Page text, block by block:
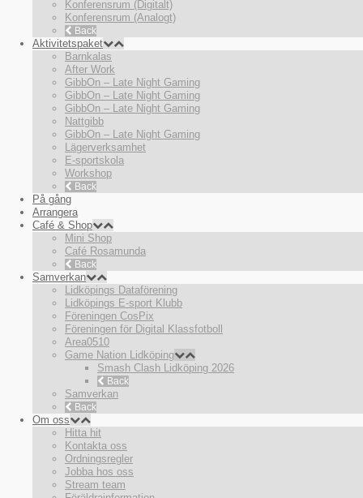
Konferensrum (Digitalt)
Konferensrum (Analogt)
Back
Aktivitetspaket
Barnkalas
After Work
GibbOn – Late Night Gaming
GibbOn – Late Night Gaming
GibbOn – Late Night Gaming
Nattgibb
GibbOn – Late Night Gaming
Lägerverksamhet
E-sportskola
Workshop
Back
På gång
Arrangera
Café & Shop
Mini Shop
Café Rosamunda
Back
Samverkan
Lidköpings Dataförening
Lidköpings E-sport Klubb
Föreningen CosPix
Föreningen för Digital Klassfotboll
Area0510
Game Nation Lidköping
Smash Clash Lidköping 2026
Back
Samverkan
Back
Om oss
Hitta hit
Kontakta oss
Ordningsregler
Jobba hos oss
Stream team